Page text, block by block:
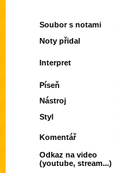
Soubor s notami
Noty přidal
Interpret
Píseň
Nástroj
Styl
Komentář
Odkaz na video
(youtube, stream...)